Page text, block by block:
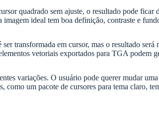
quadrado sem ajuste, o resultado pode ficar
ideal tem boa definição, contraste e
transformada em cursor, mas o resultado
vetoriais exportados para TGA podem
variações. O usuário pode querer mudar
um pacote de cursores para tema claro,